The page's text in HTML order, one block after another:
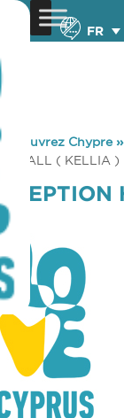
FR
Chypre»
HALL ( KELLIA )